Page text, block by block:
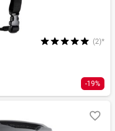
(2)*
-19%